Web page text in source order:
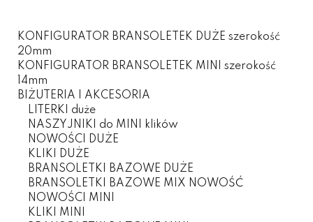
KONFIGURATOR BRANSOLETEK DUŻE szerokość
20mm
KONFIGURATOR BRANSOLETEK MINI szerokość
14mm
BIŻUTERIA I AKCESORIA
LITERKI duże
NASZYJNIKI do MINI klików
NOWOŚCI DUŻE
KLIKI DUŻE
BRANSOLETKI BAZOWE DUŻE
BRANSOLETKI BAZOWE MIX NOWOŚĆ
NOWOŚCI MINI
KLIKI MINI